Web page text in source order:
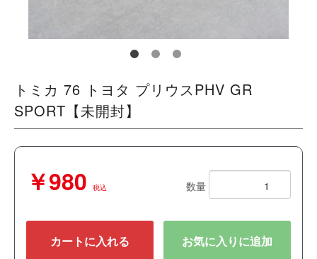
トミカ 76 トヨタ プリウスPHV GR
SPORT【未開封】
￥980 税込 数量
カートに入れる お気に入りに追加